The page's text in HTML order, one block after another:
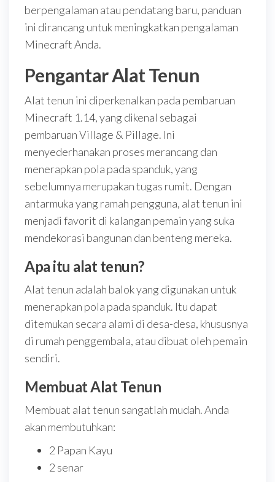
berpengalaman atau pendatang baru, panduan
ini dirancang untuk meningkatkan pengalaman
Minecraft Anda.
Pengantar Alat Tenun
Alat tenun ini diperkenalkan pada pembaruan
Minecraft 1.14, yang dikenal sebagai
pembaruan Village & Pillage. Ini
menyederhanakan proses merancang dan
menerapkan pola pada spanduk, yang
sebelumnya merupakan tugas rumit. Dengan
antarmuka yang ramah pengguna, alat tenun ini
menjadi favorit di kalangan pemain yang suka
mendekorasi bangunan dan benteng mereka.
Apa itu alat tenun?
Alat tenun adalah balok yang digunakan untuk
menerapkan pola pada spanduk. Itu dapat
ditemukan secara alami di desa-desa, khususnya
di rumah penggembala, atau dibuat oleh pemain
sendiri.
Membuat Alat Tenun
Membuat alat tenun sangatlah mudah. Anda
akan membutuhkan:
2 Papan Kayu
2 senar